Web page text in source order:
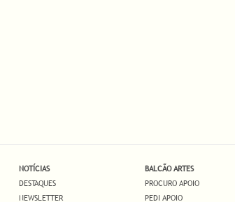
NOTÍCIAS
DESTAQUES
NEWSLETTER
BALCÃO ARTES
PROCURO APOIO
PEDI APOIO